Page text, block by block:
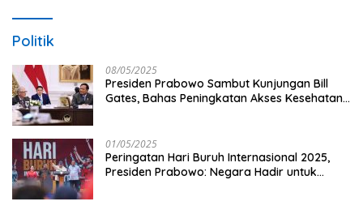
Politik
08/05/2025
Presiden Prabowo Sambut Kunjungan Bill
Gates, Bahas Peningkatan Akses Kesehatan
01/05/2025
Peringatan Hari Buruh Internasional 2025,
Presiden Prabowo: Negara Hadir untuk